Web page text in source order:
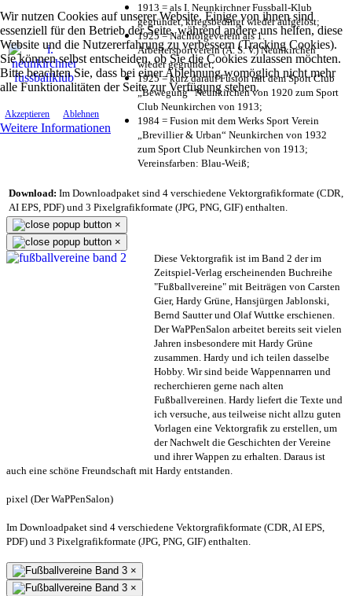
Wir nutzen Cookies auf unserer Website. Einige von ihnen sind
essenziell für den Betrieb der Seite, während andere uns helfen, diese
Website und die Nutzererfahrung zu verbessern (Tracking Cookies).
Sie können selbst entscheiden, ob Sie die Cookies zulassen möchten.
Bitte beachten Sie, dass bei einer Ablehnung womöglich nicht mehr
alle Funktionalitäten der Seite zur Verfügung stehen.
Akzeptieren Ablehnen
Weitere Informationen
1913 = als I. Neunkirchner Fussball-Klub
gegründet, kriegsbedingt wieder aufgelöst;
1925 = Nachfolgeverein als 1.
Arbeitersportverein (A. S. V.) Neunkirchen
wieder gegründet;
1925 = kurz darauf Fusion mit dem Sport Club
„Bewegung“ Neunkirchen von 1920 zum Sport
Club Neunkirchen von 1913;
1984 = Fusion mit dem Werks Sport Verein
„Brevillier & Urban“ Neunkirchen von 1932
zum Sport Club Neunkirchen von 1913;
Vereinsfarben: Blau-Weiß;
Download: Im Downloadpaket sind 4 verschiedene Vektorgrafikformate (CDR,
AI EPS, PDF) und 3 Pixelgrafikformate (JPG, PNG, GIF) enthalten.
×
×
Diese Vektorgrafik ist im Band 2 der im
Zeitspiel-Verlag erscheinenden Buchreihe
"Fußballvereine" mit Beiträgen von Carsten
Gier, Hardy Grüne, Hansjürgen Jablonski,
Bernd Sautter und Olaf Wuttke erschienen.
Der WaPPenSalon arbeitet bereits seit vielen
Jahren insbesondere mit Hardy Grüne
zusammen. Hardy und ich teilen dasselbe
Hobby. Wir sind beide Wappennarren und
recherchieren gerne nach alten
Fußballvereinen. Hardy liefert die Texte und
ich versuche, aus teilweise nicht allzu guten
Vorlagen eine Vektorgrafik zu erstellen, um
der Nachwelt die Geschichten der Vereine
und ihrer Wappen zu erhalten. Daraus ist
auch eine schöne Freundschaft mit Hardy entstanden.
pixel (Der WaPPenSalon)
Im Downloadpaket sind 4 verschiedene Vektorgrafikformate (CDR, AI EPS,
PDF) und 3 Pixelgrafikformate (JPG, PNG, GIF) enthalten.
×
×